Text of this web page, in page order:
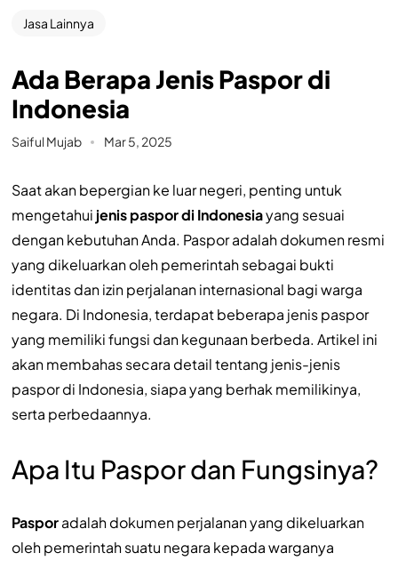
Jasa Lainnya
Ada Berapa Jenis Paspor di
Indonesia
Saiful Mujab Mar 5, 2025
Saat akan bepergian ke luar negeri, penting untuk
mengetahui jenis paspor di Indonesiayang sesuai
dengan kebutuhan Anda. Paspor adalah dokumen resmi
yang dikeluarkan oleh pemerintah sebagai bukti
identitas dan izin perjalanan internasional bagi warga
negara. Di Indonesia, terdapat beberapa jenis paspor
yang memiliki fungsi dan kegunaan berbeda. Artikel ini
akan membahas secara detail tentang jenis-jenis
paspor di Indonesia, siapa yang berhak memilikinya,
serta perbedaannya.
Apa Itu Paspor dan Fungsinya?
Pasporadalah dokumen perjalanan yang dikeluarkan
oleh pemerintah suatu negara kepada warganya